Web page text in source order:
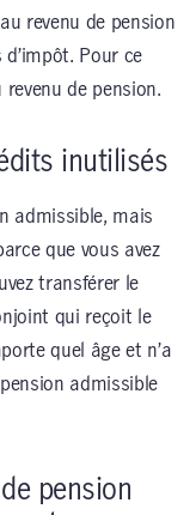
revenu de pension
Pour ce
de pension.
inutilisés
admissible, mais
que vous avez
transférer le
qui reçoit le
quel âge et n’a
admissible
pension